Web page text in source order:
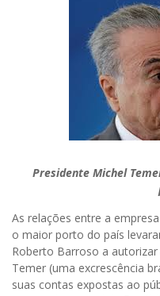
Presidente Michel
As relações entre a
o maior porto do país
Roberto Barroso a
Temer (uma excrescência
suas contas expostas ao